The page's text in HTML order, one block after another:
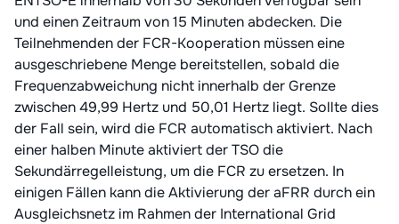
und einen Zeitraum von 15 Minuten abdecken. Die
Teilnehmenden der FCR-Kooperation müssen eine
ausgeschriebene Menge bereitstellen, sobald die
Frequenzabweichung nicht innerhalb der Grenze
zwischen 49,99 Hertz und 50,01 Hertz liegt. Sollte dies
der Fall sein, wird die FCR automatisch aktiviert. Nach
einer halben Minute aktiviert der TSO die
Sekundärregelleistung, um die FCR zu ersetzen. In
einigen Fällen kann die Aktivierung der aFRR durch ein
Ausgleichsnetz im Rahmen der International Grid